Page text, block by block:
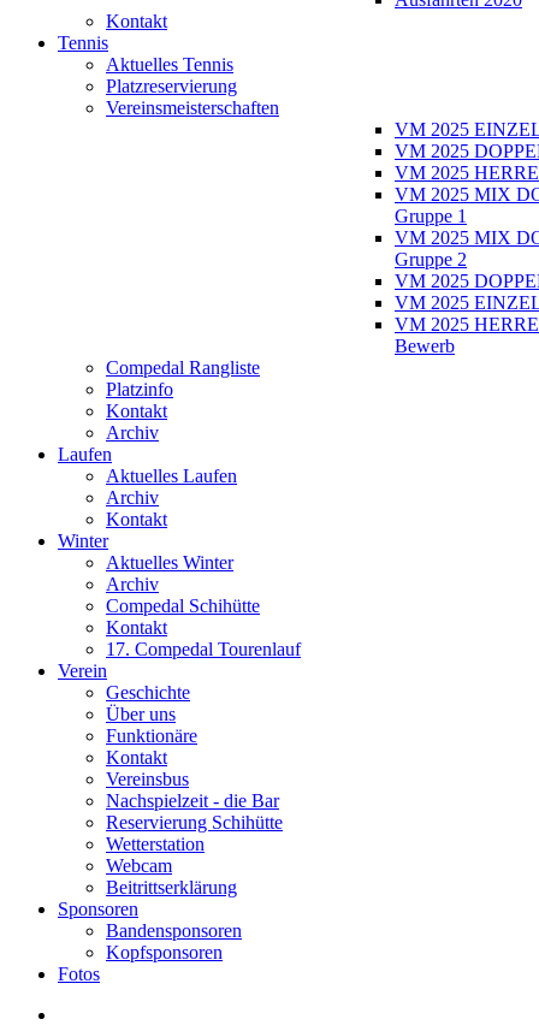
Kontakt
Tennis
Aktuelles Tennis
Platzreservierung
Vereinsmeisterschaften
VM 2025
VM 2025
VM 2025
VM 2025 MIX
Gruppe 1
VM 2025 MIX
Gruppe 2
VM 2025
VM 2025
VM 2025
Bewerb
Compedal Rangliste
Platzinfo
Kontakt
Archiv
Laufen
Aktuelles Laufen
Archiv
Kontakt
Winter
Aktuelles Winter
Archiv
Compedal Schihütte
Kontakt
17. Compedal Tourenlauf
Verein
Geschichte
Über uns
Funktionäre
Kontakt
Vereinsbus
Nachspielzeit - die Bar
Reservierung Schihütte
Wetterstation
Webcam
Beitrittserklärung
Sponsoren
Bandensponsoren
Kopfsponsoren
Fotos